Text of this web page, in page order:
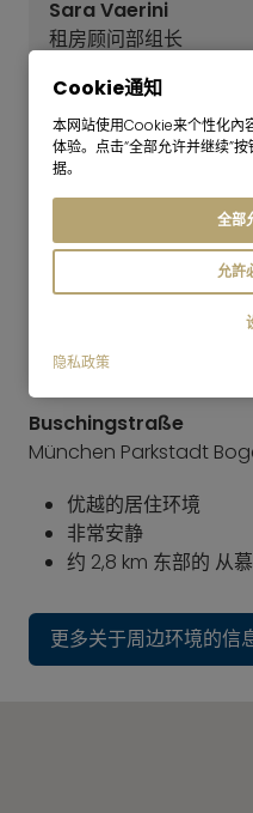
Sara Vaerini
租房顾问部组长
还没有找到合适的公
我們的租賃團隊很樂意
+49 89 3408 230 或填
將盡快與您聯繫。此外
務。
物体的地理位置
Buschingstraße
München Parkstadt
优越的居住环境
非常安静
约 2,8 km 东部的 从
更多关于周边环境的信
Cookie通知
本网站使用Cookie来个性化內
体验。点击“全部允许并继续”
据。
全部
允許
隐私政策